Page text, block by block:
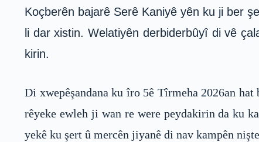
Koçberên bajarê Serê Kaniyê yên ku ji ber
li dar xistin. Welatiyên derbiderbûyî di vê
kirin.
Di xwepêşandana ku îro 5ê Tîrmeha 2026an
rêyeke ewleh ji wan re were peydakirin da ku
yekê ku şert û mercên jiyanê di nav kampên